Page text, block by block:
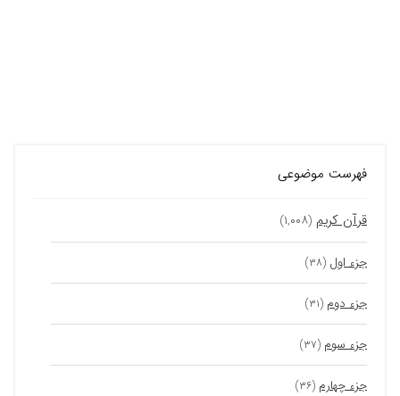
فهرست موضوعی
قرآن کریم (۱,۰۰۸)
جزء اول (۳۸)
جزء دوم (۳۱)
جزء سوم (۳۷)
جزء چهارم (۳۶)